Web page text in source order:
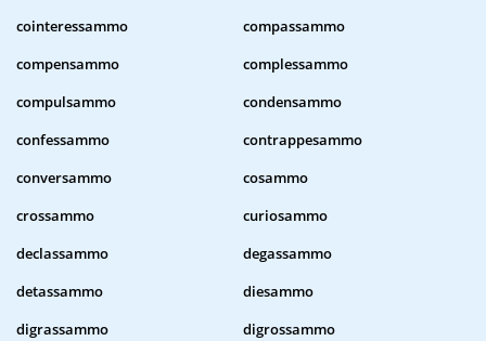
cointeressammo
compassammo
compensammo
complessammo
compulsammo
condensammo
confessammo
contrappesammo
conversammo
cosammo
crossammo
curiosammo
declassammo
degassammo
detassammo
diesammo
digrassammo
digrossammo